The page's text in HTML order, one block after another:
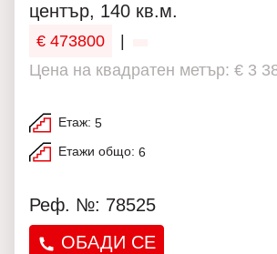
център, 140 кв.м.
€ 473800
Цена на квадратен метър: € 3
Етаж: 5
Етажи общо: 6
Реф. №: 78525
ОБАДИ СЕ